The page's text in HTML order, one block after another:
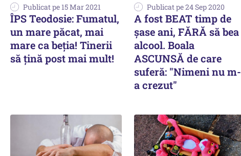
Publicat pe 15 Mar 2021
ÎPS Teodosie: Fumatul,
un mare păcat, mai
mare ca beția! Tinerii
să țină post mai mult!
Publicat pe 24 Sep 2020
A fost BEAT timp de
șase ani, FĂRĂ să bea
alcool. Boala
ASCUNSĂ de care
suferă: "Nimeni nu m-
a crezut"